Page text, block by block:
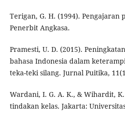
Terigan, G. H. (1994). Pengajaran
Penerbit Angkasa.
Pramesti, U. D. (2015).
bahasa Indonesia dalam
teka-teki silang. Jurnal Puitika,
Wardani, I. G. A. K., & Wihardit,
tindakan kelas. Jakarta: